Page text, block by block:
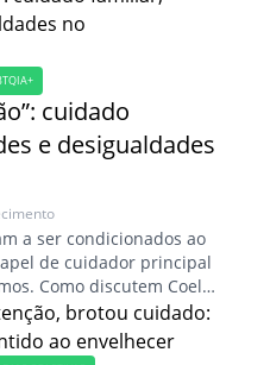
cuidado
e desigualdades
a ser condicionados ao
de cuidador principal
Como discutem Coelho